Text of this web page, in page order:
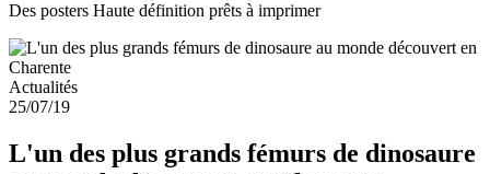
Des posters Haute définition prêts à imprimer
Actualités
25/07/19
L'un des plus grands fémurs de dinosaure